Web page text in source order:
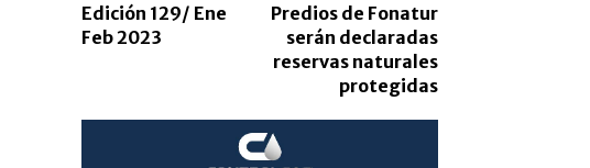
Edición 129/ Ene
Feb 2023
Predios de Fonatur
serán declaradas
reservas naturales
protegidas